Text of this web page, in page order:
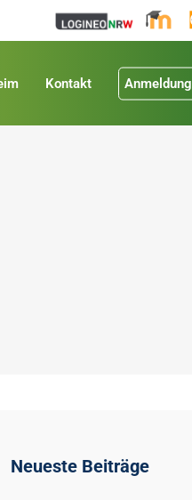
Kontakt Anmeldung
Neueste Beiträge